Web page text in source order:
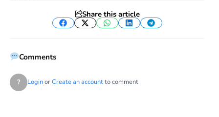
Share this article
Facebook
TwitterWhatsApp
LinkedInTelegram
Comments
? LoginorCreate an accountto comment